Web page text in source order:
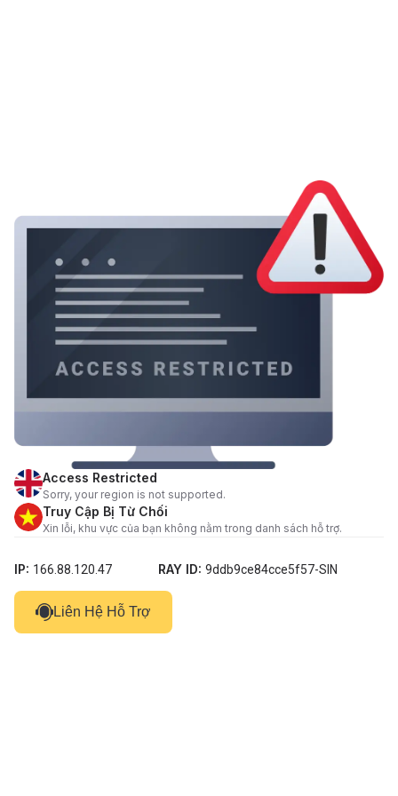
Access Restricted
Sorry, your region is not supported.
Truy Cập Bị Từ Chối
Xin lỗi, khu vực của bạn không nằm trong danh sách hỗ trợ.
IP: 166.88.120.47 RAY ID: 9ddb9ce84cce5f57-SIN
Liên Hệ Hỗ Trợ